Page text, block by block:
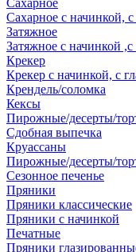
Сахарное
Сахарное с начинкой, с
Затяжное
Затяжное с начинкой ,с
Крекер
Крекер с начинкой, с
Крендель/соломка
Кексы
Пирожные/десерты/
Сдобная выпечка
Круассаны
Пирожные/десерты/
Сезонное печенье
Пряники
Пряники классические
Пряники с начинкой
Печатные
Пряники